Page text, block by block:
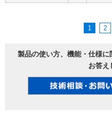
1 2
製品の使い方、機能・仕様
お答え